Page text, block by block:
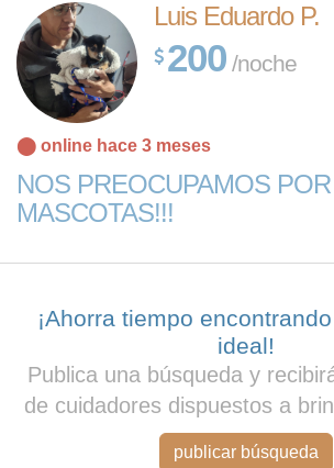
Luis Eduardo P.
200 /noche
⬤ online hace 3 meses
NOS PREOCUPAMOS
MASCOTAS!!!
¡Ahorra tiempo
ideal!
Publica una búsqueda y
de cuidadores dispuestos a
publicar búsqueda